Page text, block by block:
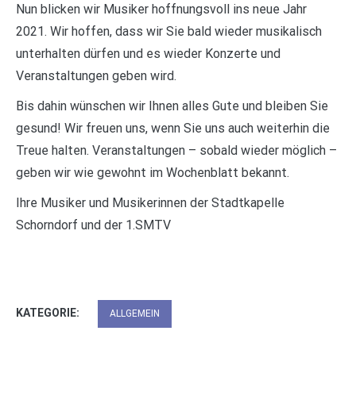
Nun blicken wir Musiker hoffnungsvoll ins neue Jahr
2021. Wir hoffen, dass wir Sie bald wieder musikalisch
unterhalten dürfen und es wieder Konzerte und
Veranstaltungen geben wird.
Bis dahin wünschen wir Ihnen alles Gute und bleiben Sie
gesund! Wir freuen uns, wenn Sie uns auch weiterhin die
Treue halten. Veranstaltungen – sobald wieder möglich –
geben wir wie gewohnt im Wochenblatt bekannt.
Ihre Musiker und Musikerinnen der Stadtkapelle
Schorndorf und der 1.SMTV
KATEGORIE: ALLGEMEIN